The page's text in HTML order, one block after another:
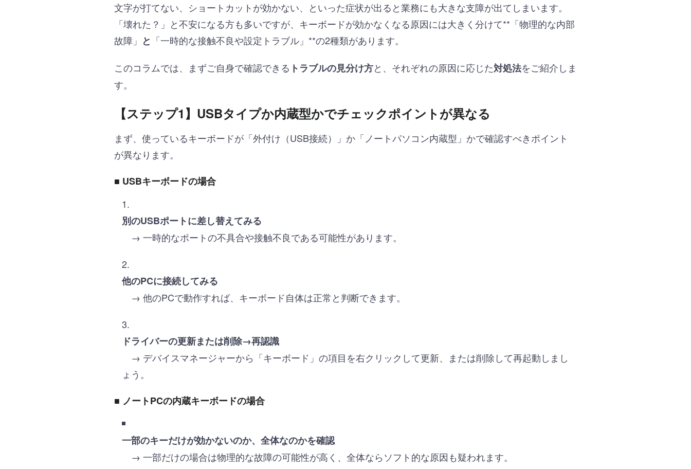
文字が打てない、ショートカットが効かない、といった症状が出ると業務にも大きな支障が出てしまいます。
「壊れた？」と不安になる方も多いですが、キーボードが効かなくなる原因には大きく分けて**「物理的な内部
故障」 と 「一時的な接触不良や設定トラブル」**の2種類があります。
このコラムでは、まずご自身で確認できる トラブルの見分け方と、それぞれの原因に応じた対処法をご紹介しま
す。
【ステップ1】USBタイプか内蔵型かでチェックポイントが異なる
まず、使っているキーボードが「外付け（USB接続）」か「ノートパソコン内蔵型」かで確認すべきポイント
が異なります。
■ USBキーボードの場合
別のUSBポートに差し替えてみる
→ 一時的なポートの不具合や接触不良である可能性があります。
他のPCに接続してみる
→ 他のPCで動作すれば、キーボード自体は正常と判断できます。
ドライバーの更新または削除→再認識
→ デバイスマネージャーから「キーボード」の項目を右クリックして更新、または削除して再起動しまし
ょう。
■ ノートPCの内蔵キーボードの場合
一部のキーだけが効かないのか、全体なのかを確認
→ 一部だけの場合は物理的な故障の可能性が高く、全体ならソフト的な原因も疑われます。